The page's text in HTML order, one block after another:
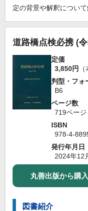
定の背景や解釈について
道路橋点検必携 (
定価
3,850円
判型・フォ
B6
ページ数
719ページ
ISBN
978-4-
発行年月日
2024年12
丸善出版から購入
図書紹介